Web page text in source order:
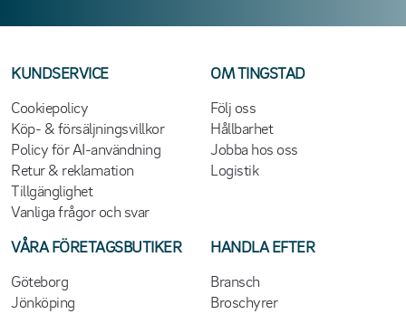
KUNDSERVICE
Cookiepolicy
Köp- & försäljningsvillkor
Policy för AI-användning
Retur & reklamation
Tillgänglighet
Vanliga frågor och svar
OM TINGSTAD
Följ oss
Hållbarhet
Jobba hos oss
Logistik
VÅRA FÖRETAGSBUTIKER
Göteborg
Jönköping
HANDLA EFTER
Bransch
Broschyrer